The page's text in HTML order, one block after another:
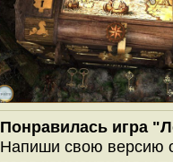
Понравилась игра
Напиши свою версию